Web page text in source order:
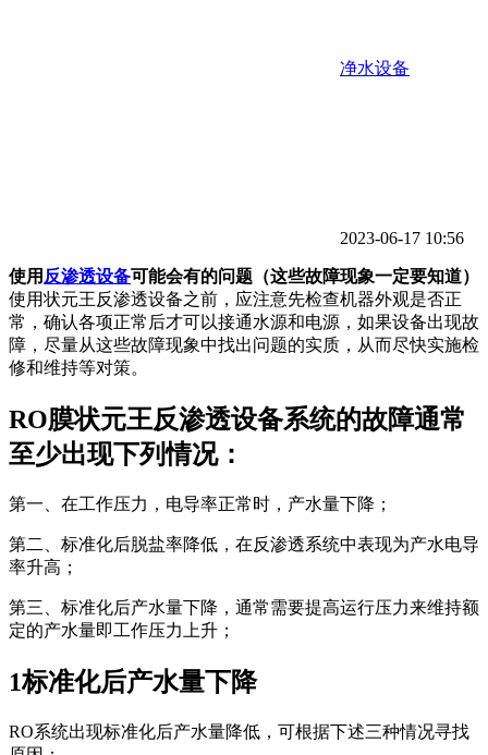
净水设备
2023-06-17 10:56
使用 反渗透设备可能会有的问题（这些故障现象一定要知道）
使用状元王反渗透设备之前，应注意先检查机器外观是否正
常，确认各项正常后才可以接通水源和电源，如果设备出现故
障，尽量从这些故障现象中找出问题的实质，从而尽快实施检
修和维持等对策。
RO膜状元王反渗透设备系统的故障通常
至少出现下列情况：
第一、在工作压力，电导率正常时，产水量下降；
第二、标准化后脱盐率降低，在反渗透系统中表现为产水电导
率升高；
第三、标准化后产水量下降，通常需要提高运行压力来维持额
定的产水量即工作压力上升；
1标准化后产水量下降
RO系统出现标准化后产水量降低，可根据下述三种情况寻找